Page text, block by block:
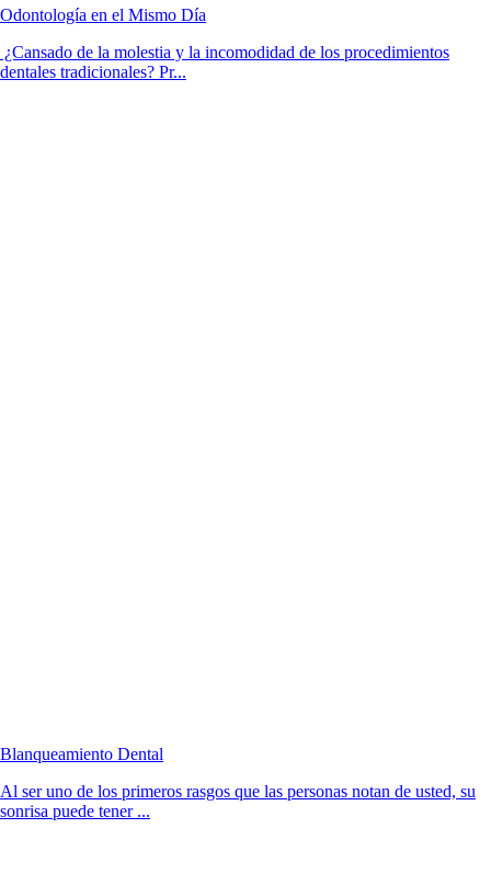
Odontología en el Mismo Día
¿Cansado de la molestia y la incomodidad de los procedimientos
dentales tradicionales? Pr...
Blanqueamiento Dental
Al ser uno de los primeros rasgos que las personas notan de usted, su
sonrisa puede tener ...